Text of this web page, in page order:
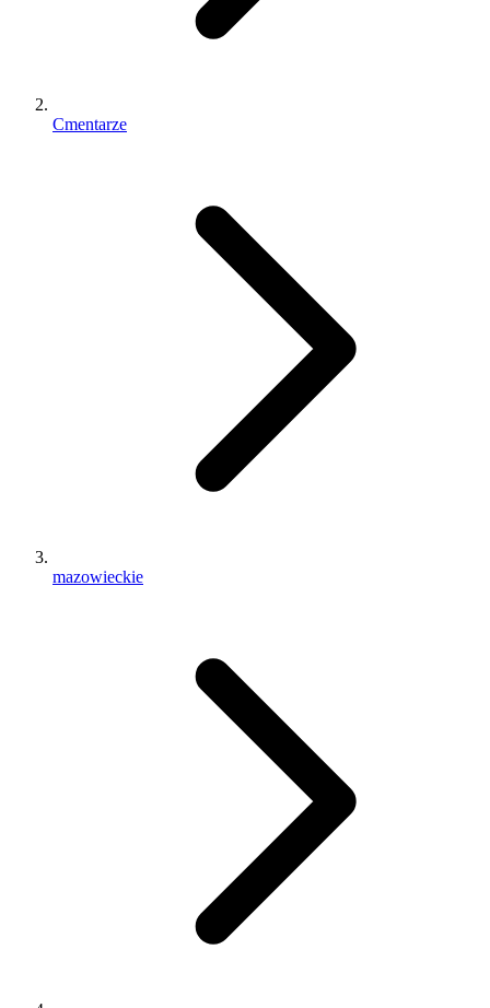
Cmentarze
mazowieckie